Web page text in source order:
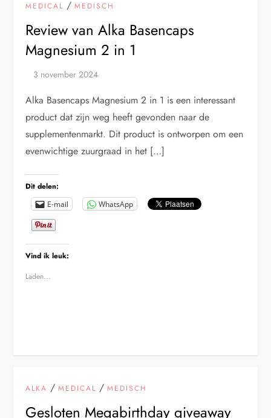
MEDICAL /MEDISCH
Review van Alka Basencaps
Magnesium 2 in 1
Alka Basencaps Magnesium 2 in 1 is een interessant
product dat zijn weg heeft gevonden naar de
supplementenmarkt. Dit product is ontworpen om een
evenwichtige zuurgraad in het […]
Dit delen:
E-mail WhatsApp
Vind ik leuk:
Laden...
ALKA /MEDICAL /MEDISCH
Gesloten Megabirthday giveaway